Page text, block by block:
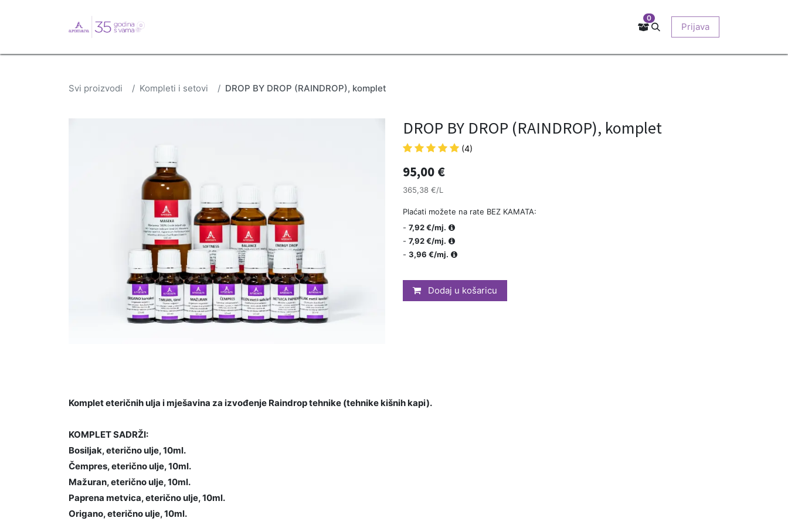
Prodajna mjesta EU-projekti
0
Prijava
Svi proizvodi Kompleti i setovi DROP BY DROP (RAINDROP), komplet
DROP BY DROP (RAINDROP), komplet
(4)
95,00 €
365,38 €/L
Plaćati možete na rate BEZ KAMATA:
- 7,92 €/mj.
- 7,92 €/mj.
- 3,96 €/mj.
Dodaj u košaricu
Komplet eteričnih ulja i mješavina za izvođenje Raindrop tehnike (tehnike kišnih kapi).
KOMPLET SADRŽI:
Bosiljak, eterično ulje, 10ml.
Čempres, eterično ulje, 10ml.
Mažuran, eterično ulje, 10ml.
Paprena metvica, eterično ulje, 10ml.
Origano, eterično ulje, 10ml.